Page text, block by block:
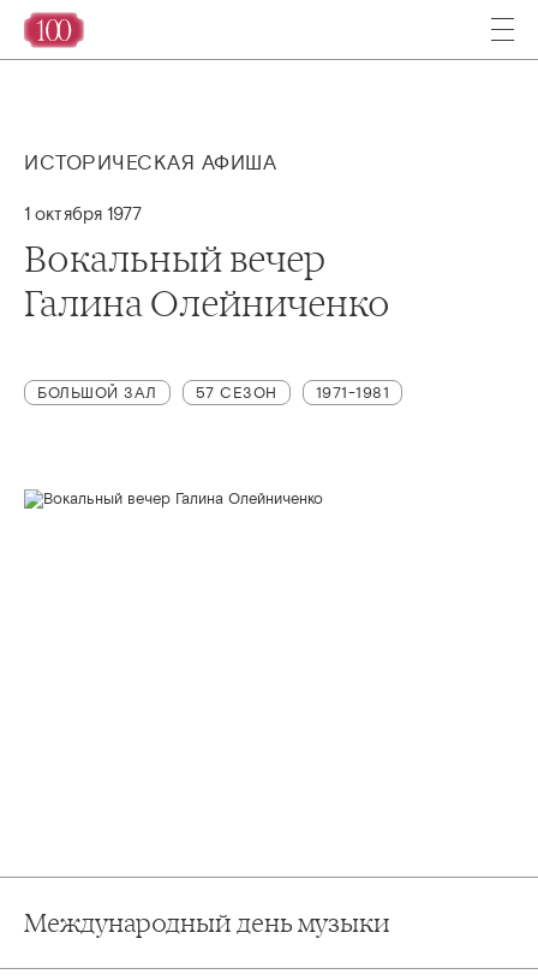
ИСТОРИЧЕСКАЯ АФИША
1 октября 1977
Вокальный вечер
Галина Олейниченко
БОЛЬШОЙ ЗАЛ 57 СЕЗОН 1971-1981
Международный день музыки